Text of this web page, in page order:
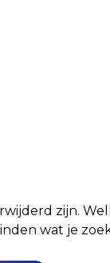
zijn.
wat je